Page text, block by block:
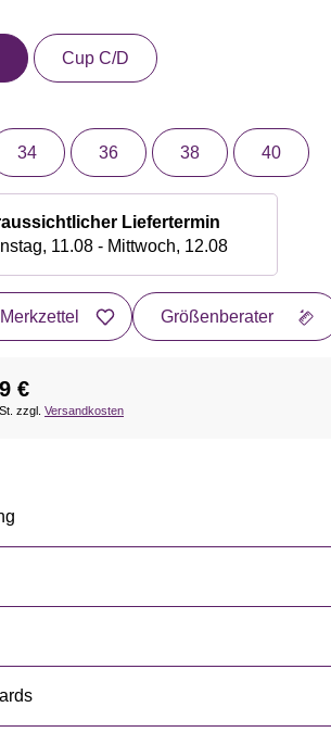
Cup C/D
34 36 38 40
Liefertermin
11.08 - Mittwoch, 12.08
Größenberater
€
zzgl. Versandkosten